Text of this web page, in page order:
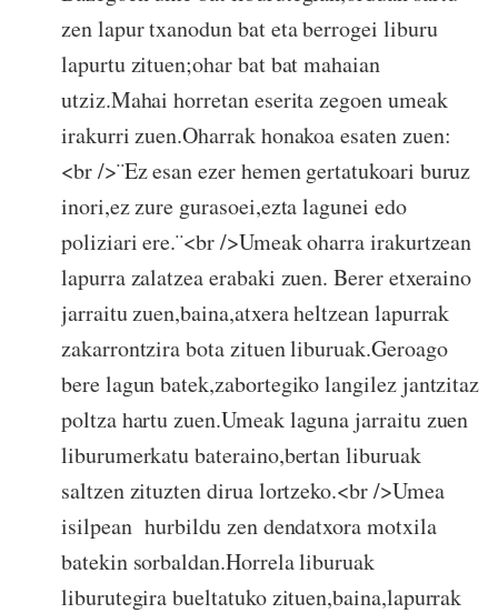
zen lapur txanodun bat eta berrogei liburu
lapurtu zituen;ohar bat bat mahaian
utziz.Mahai horretan eserita zegoen umeak
irakurri zuen.Oharrak honakoa esaten zuen:
<br />¨Ez esan ezer hemen gertatukoari buruz
inori,ez zure gurasoei,ezta lagunei edo
poliziari ere.¨<br />Umeak oharra irakurtzean
lapurra zalatzea erabaki zuen. Berer etxeraino
jarraitu zuen,baina,atxera heltzean lapurrak
zakarrontzira bota zituen liburuak.Geroago
bere lagun batek,zabortegiko langilez jantzitaz
poltza hartu zuen.Umeak laguna jarraitu zuen
liburumerkatu bateraino,bertan liburuak
saltzen zituzten dirua lortzeko.<br />Umea
isilpean hurbildu zen dendatxora motxila
batekin sorbaldan.Horrela liburuak
liburutegira bueltatuko zituen,baina,lapurrak